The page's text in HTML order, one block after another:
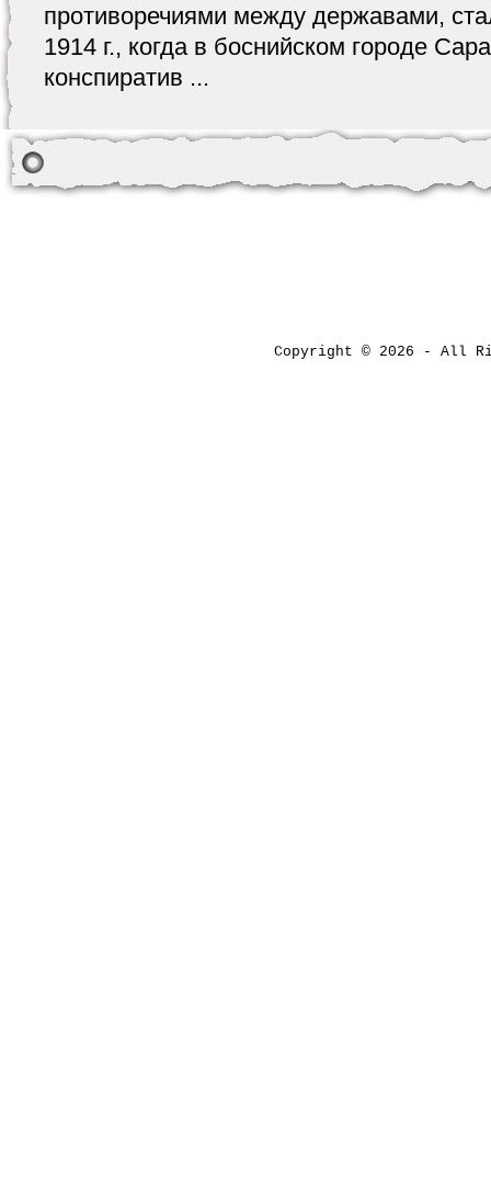
противоречиями между державами,
1914 г., когда в боснийском городе
конспиратив ...
Copyright © 2026 - All